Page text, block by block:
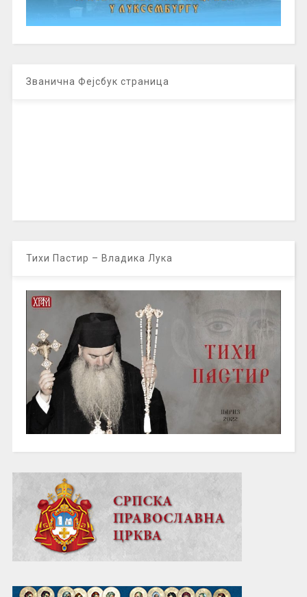
Званична Фејсбук страница
Тихи Пастир – Владика Лука